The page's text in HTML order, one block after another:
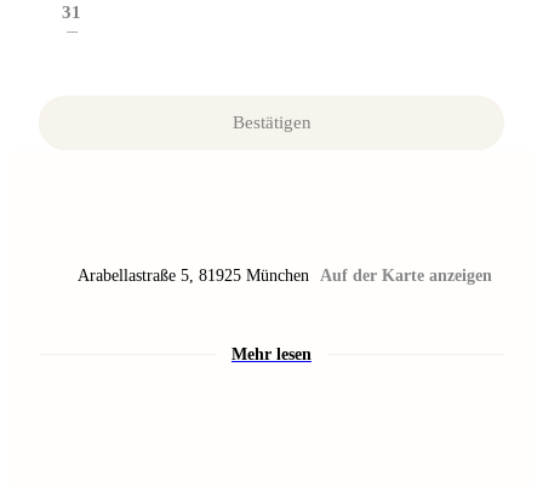
31
---
Bestätigen
Arabellastraße 5, 81925 München Auf der Karte anzeigen
Mehr lesen